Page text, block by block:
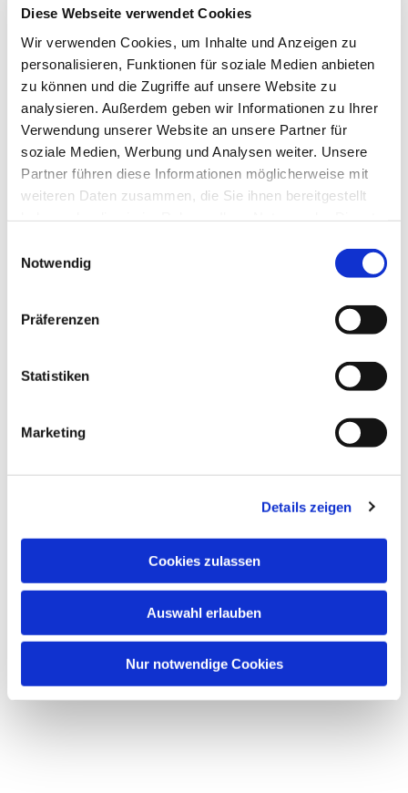
Diese Webseite verwendet Cookies
Wir verwenden Cookies, um Inhalte und Anzeigen zu
personalisieren, Funktionen für soziale Medien anbieten
zu können und die Zugriffe auf unsere Website zu
analysieren. Außerdem geben wir Informationen zu Ihrer
Verwendung unserer Website an unsere Partner für
soziale Medien, Werbung und Analysen weiter. Unsere
Partner führen diese Informationen möglicherweise mit
weiteren Daten zusammen, die Sie ihnen bereitgestellt
Notwendig
Präferenzen
Statistiken
Marketing
Details zeigen
Cookies zulassen
Auswahl erlauben
Nur notwendige Cookies
Dies könnte Sie auch interessieren